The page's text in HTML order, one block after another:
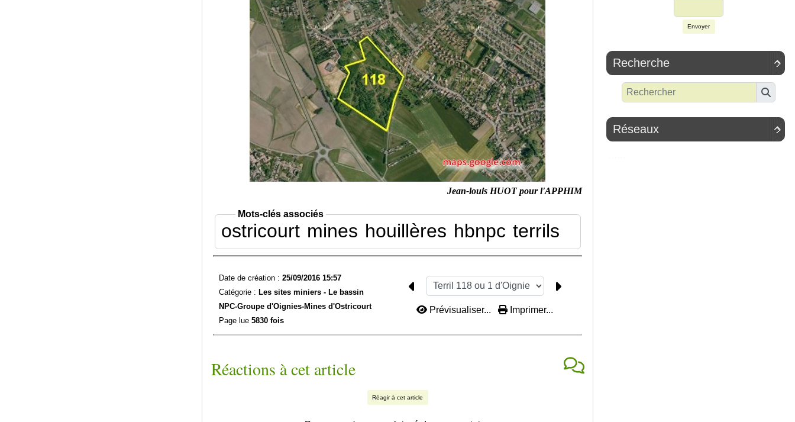
Jean-louis HUOT pour l'APPHIM
Mots-clés associés
ostricourt mines houillères hbnpc terrils
Date de création : 25/09/2016 15:57
Catégorie : Les sites miniers - Le bassin
NPC-Groupe d'Oignies-Mines d'Ostricourt
Page lue 5830 fois
Prévisualiser... Imprimer...
Réactions à cet article
Réagir à cet article
Envoyer

Recherche

Réseaux